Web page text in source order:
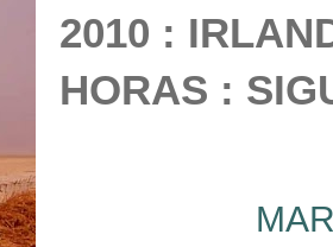
2010 :
HORAS :